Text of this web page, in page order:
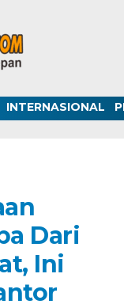
INTERNASIONAL
Dari
Ini